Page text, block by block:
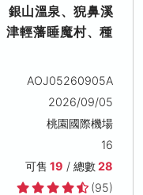
銀山溫泉、猊鼻溪
津輕藩睡魔村、種
AOJ05260905A
2026/09/05
桃園國際機場
16
可售 19 / 總數28
(95)